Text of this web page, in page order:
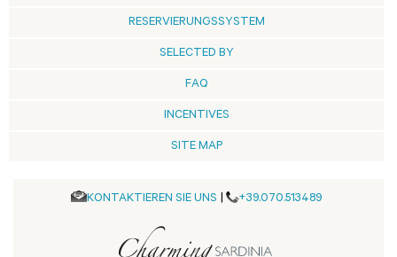
RESERVIERUNGSSYSTEM
SELECTED BY
FAQ
INCENTIVES
SITE MAP
KONTAKTIEREN SIE UNS | +39.070.513489